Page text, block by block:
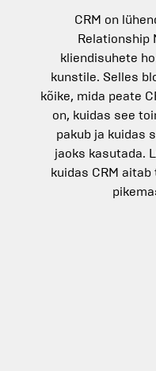
CRM on
Relationship
kliendisuhete
kunstile. Selles
kõike, mida peate
on, kuidas see
pakub ja kuidas
jaoks kasutada.
kuidas CRM